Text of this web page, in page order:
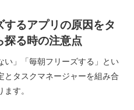
るアプリの原因をタ
探る時の注意点
い」「毎朝フリーズする」とい
とタスクマネージャーを組み合
す。